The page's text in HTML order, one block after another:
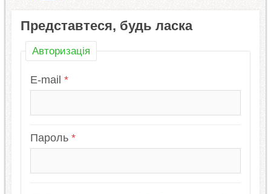
Представтеся, будь ласка
Авторизація
E-mail
Пароль